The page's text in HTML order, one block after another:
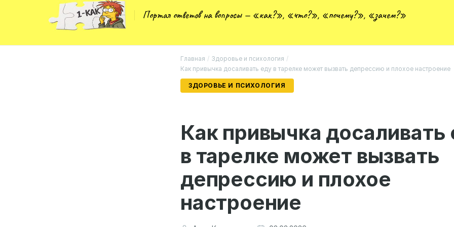
Портал ответов на вопросы — «как?», «что?», «почему?», «зачем?»
Главная / Здоровье и психология /
Как привычка досаливать еду в тарелке может вызвать депрессию и плохое настроение
ЗДОРОВЬЕ И ПСИХОЛОГИЯ
Как привычка досаливать
в тарелке может вызвать
депрессию и плохое
настроение